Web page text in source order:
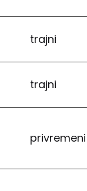
trajni
trajni
privremeni